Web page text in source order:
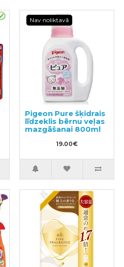
Nav noliktavā
Pigeon Pure šķidrais
līdzeklis bērnu veļas
mazgāšanai 800ml
19.00€